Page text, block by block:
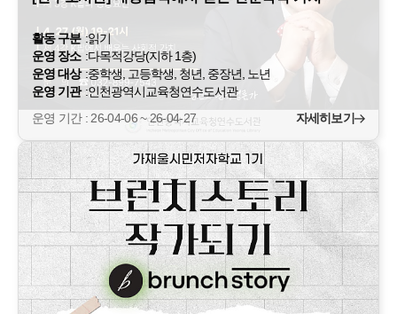
활동 구분 :읽기
운영 장소 :다목적강당(지하 1층)
운영 대상 :중학생, 고등학생, 청년, 중장년, 노년
운영 기관 :인천광역시교육청연수도서관
운영 기간 : 26-04-06 ~ 26-04-27
자세히보기